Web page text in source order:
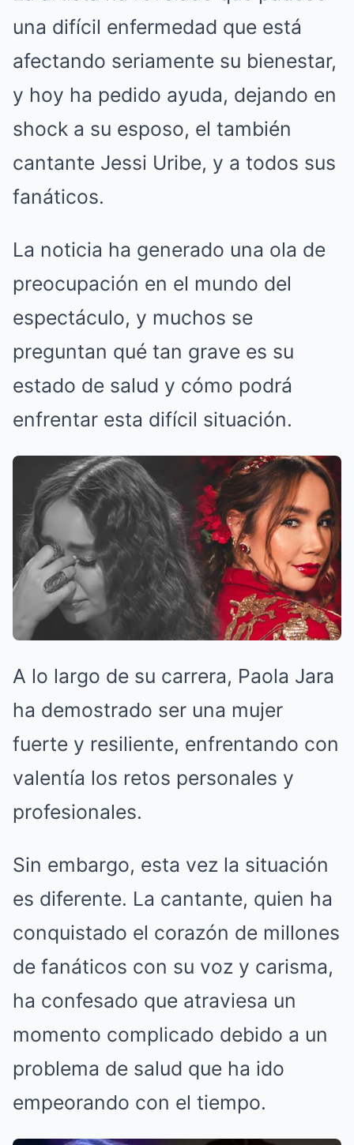
una difícil enfermedad que está
afectando seriamente su bienestar,
y hoy ha pedido ayuda, dejando en
shock a su esposo, el también
cantante Jessi Uribe, y a todos sus
fanáticos.
La noticia ha generado una ola de
preocupación en el mundo del
espectáculo, y muchos se
preguntan qué tan grave es su
estado de salud y cómo podrá
enfrentar esta difícil situación.
A lo largo de su carrera, Paola Jara
ha demostrado ser una mujer
fuerte y resiliente, enfrentando con
valentía los retos personales y
profesionales.
Sin embargo, esta vez la situación
es diferente. La cantante, quien ha
conquistado el corazón de millones
de fanáticos con su voz y carisma,
ha confesado que atraviesa un
momento complicado debido a un
problema de salud que ha ido
empeorando con el tiempo.